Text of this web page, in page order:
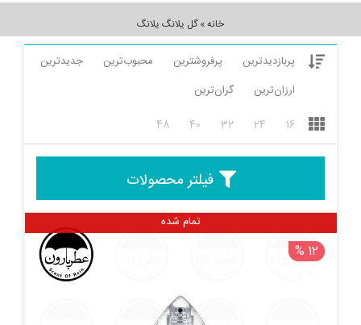
خانه»گل یلانگ یلانگ
پربازدیدترین پرفروشترین محبوب‌ترین
جدیدترین
ارزان‌ترین
گران‌ترین
16
24
32
40
48
فیلتر محصولات
12 %
تمام شده